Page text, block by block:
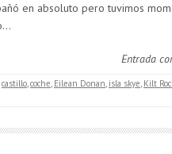
en absoluto pero tuvimos
Entrada
castillo,coche, Eilean Donan, isla skye, Kilt